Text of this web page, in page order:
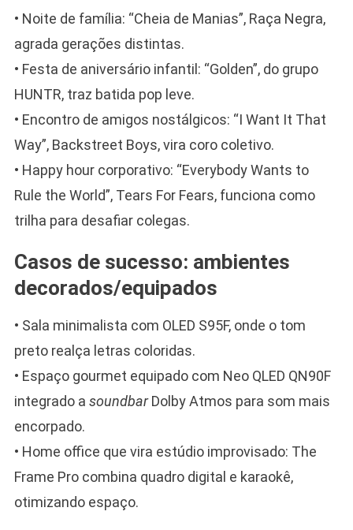
• Noite de família: “Cheia de Manias”, Raça Negra,
agrada gerações distintas.
• Festa de aniversário infantil: “Golden”, do grupo
HUNTR, traz batida pop leve.
• Encontro de amigos nostálgicos: “I Want It That
Way”, Backstreet Boys, vira coro coletivo.
• Happy hour corporativo: “Everybody Wants to
Rule the World”, Tears For Fears, funciona como
trilha para desafiar colegas.
Casos de sucesso: ambientes
decorados/equipados
• Sala minimalista com OLED S95F, onde o tom
preto realça letras coloridas.
• Espaço gourmet equipado com Neo QLED QN90F
integrado a soundbarDolby Atmos para som mais
encorpado.
• Home office que vira estúdio improvisado: The
Frame Pro combina quadro digital e karaokê,
otimizando espaço.